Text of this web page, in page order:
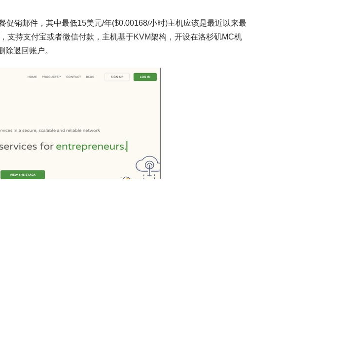
促销邮件，其中最低15美元/年($0.00168/小时)主机应该是最近以来最
支持支付宝或者微信付款，主机基于KVM架构，开设在洛杉矶MC机
除退回账户。